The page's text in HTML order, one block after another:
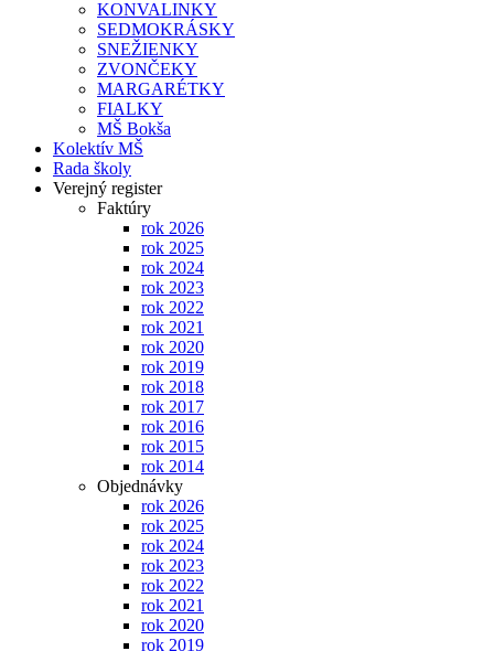
KONVALINKY
SEDMOKRÁSKY
SNEŽIENKY
ZVONČEKY
MARGARÉTKY
FIALKY
MŠ Bokša
Kolektív MŠ
Rada školy
Verejný register
Faktúry
rok 2026
rok 2025
rok 2024
rok 2023
rok 2022
rok 2021
rok 2020
rok 2019
rok 2018
rok 2017
rok 2016
rok 2015
rok 2014
Objednávky
rok 2026
rok 2025
rok 2024
rok 2023
rok 2022
rok 2021
rok 2020
rok 2019